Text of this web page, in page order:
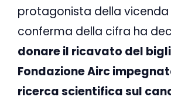
protagonista della vicenda
conferma della cifra ha
donare il ricavato del
Fondazione Airc
ricerca scientifica sul